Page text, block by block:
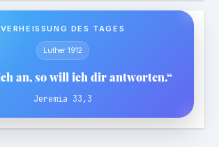
VERHEISSUNG DES TAGES
Luther 1912
an, so will ich dir antworten.“
Jeremia 33,3